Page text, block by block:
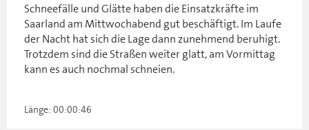
Schneefälle und Glätte haben die Einsatzkräfte im
Saarland am Mittwochabend gut beschäftigt. Im Laufe
der Nacht hat sich die Lage dann zunehmend beruhigt.
Trotzdem sind die Straßen weiter glatt, am Vormittag
kann es auch nochmal schneien.
Länge: 00:00:46